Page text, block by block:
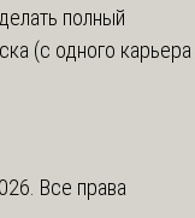
полный
(с одного карьера
Все права